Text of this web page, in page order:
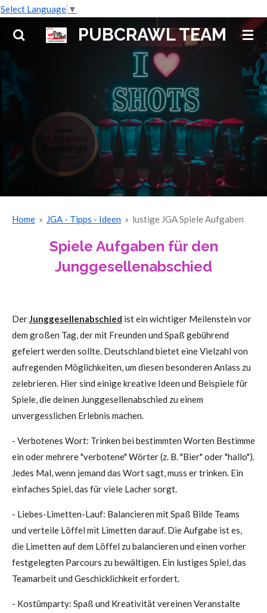
Select Language ▼
Zum
Hauptinhalt
PUBCRAWL TEAM
Home » JGA - Tipps - Ideen » lustige JGA Spiele Aufgaben
Spiele Aufgaben für den
Junggesellenabschied
DerJunggesellenabschied ist ein wichtiger Meilenstein vor
dem großen Tag, der mit Freunden und Spaß gebührend
gefeiert werden sollte. Deutschland bietet eine Vielzahl von
aufregenden Möglichkeiten, um diesen besonderen Anlass zu
zelebrieren. Hier sind einige kreative Ideen und Beispiele für
Spiele, die deinen Junggesellenabschied zu einem
unvergesslichen Erlebnis machen.
- Verbotenes Wort: Trinken bei bestimmten Worten Bestimme
ein oder mehrere "verbotene" Wörter (z. B. "Bier" oder "hallo").
Jedes Mal, wenn jemand das Wort sagt, muss er trinken. Ein
einfaches Spiel, das für viele Lacher sorgt.
- Liebes-Limetten-Lauf: Balancieren mit Spaß Bilde Teams
und verteile Löffel mit Limetten darauf. Die Aufgabe ist es,
die Limetten auf dem Löffel zu balancieren und einen vorher
festgelegten Parcours zu bewältigen. Ein lustiges Spiel, das
Teamarbeit und Geschicklichkeit erfordert.
- Kostümparty: Spaß und Kreativität vereinen Veranstalte